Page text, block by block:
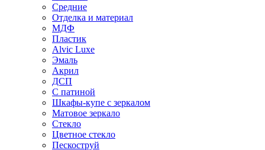
Средние
Отделка и материал
МДФ
Пластик
Alvic Luxe
Эмаль
Акрил
ДСП
С патиной
Шкафы-купе с зеркалом
Матовое зеркало
Стекло
Цветное стекло
Пескоструй